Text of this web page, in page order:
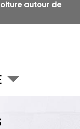
autour de